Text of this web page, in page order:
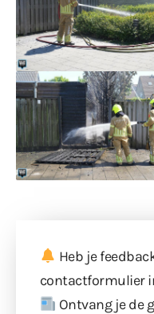
Heb je
contactformulier
Ontvang je de